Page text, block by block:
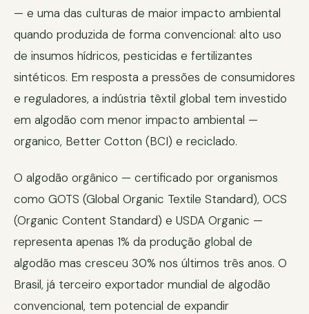
— e uma das culturas de maior impacto ambiental
quando produzida de forma convencional: alto uso
de insumos hídricos, pesticidas e fertilizantes
sintéticos. Em resposta a pressões de consumidores
e reguladores, a indústria têxtil global tem investido
em algodão com menor impacto ambiental —
organico, Better Cotton (BCI) e reciclado.
O algodão orgânico — certificado por organismos
como GOTS (Global Organic Textile Standard), OCS
(Organic Content Standard) e USDA Organic —
representa apenas 1% da produção global de
algodão mas cresceu 30% nos últimos três anos. O
Brasil, já terceiro exportador mundial de algodão
convencional, tem potencial de expandir